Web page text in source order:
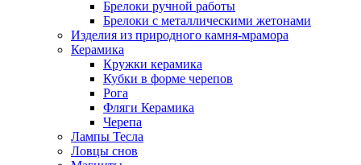
Брелоки ручной работы
Брелоки с металлическими жетонами
Изделия из природного камня-мрамора
Керамика
Кружки керамика
Кубки в форме черепов
Рога
Фляги Керамика
Черепа
Лампы Тесла
Ловцы снов